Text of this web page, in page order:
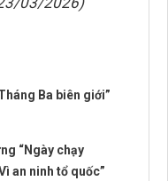
Ba biên giới”
“Ngày chạy
an ninh tổ quốc”